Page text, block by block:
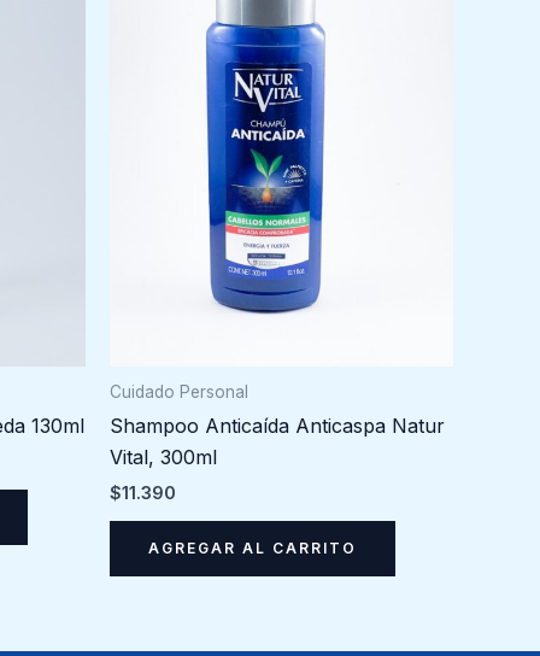
130ml
Cuidado Personal
Shampoo Anticaída Anticaspa Natur
Vital, 300ml
$11.390
AGREGAR AL CARRITO